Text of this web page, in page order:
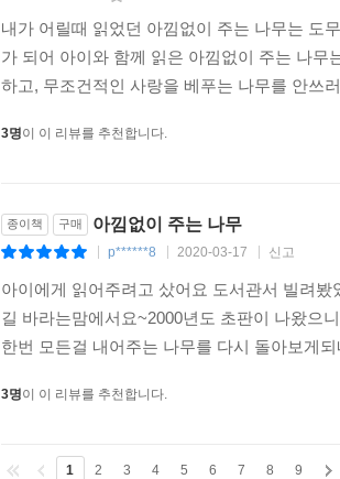
내가 어릴때 읽었던 아낌없이 주는 나무는 도
가 되어 아이와 함께 읽은 아낌없이 주는 나
하고, 무조건적인 사랑을 베푸는 나무를 안쓰
3명이 이 리뷰를 추천합니다.
종이책 구매 아낌없이 주는 나무
p******8 2020-03-17 신고
아이에게 읽어주려고 샀어요 도서관서 빌려
길 바라는맘에서요~2000년도 초판이 나왔으
한번 모든걸 내어주는 나무를 다시 돌아보게
3명이 이 리뷰를 추천합니다.
1 2 3 4 5 6 7 8 9